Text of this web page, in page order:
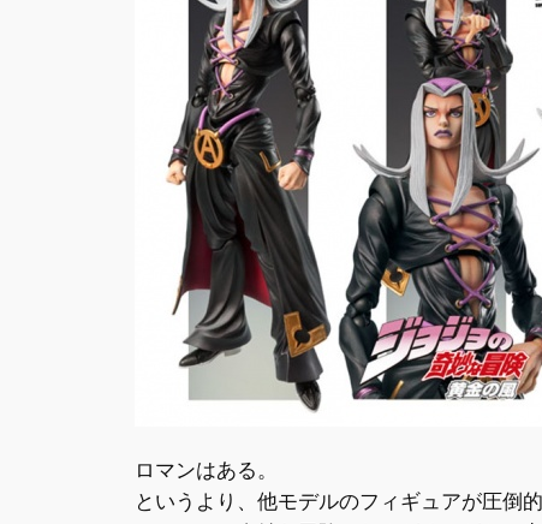
ロマンはある。
というより、他モデルのフィギュアが圧倒